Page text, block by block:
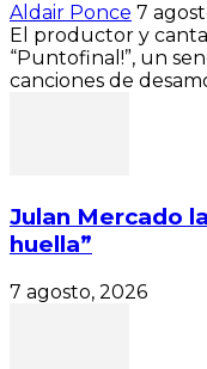
Aldair Ponce 7
El productor y
“Puntofinal!”, un
canciones de
Julan Mercado
huella”
7 agosto, 2026